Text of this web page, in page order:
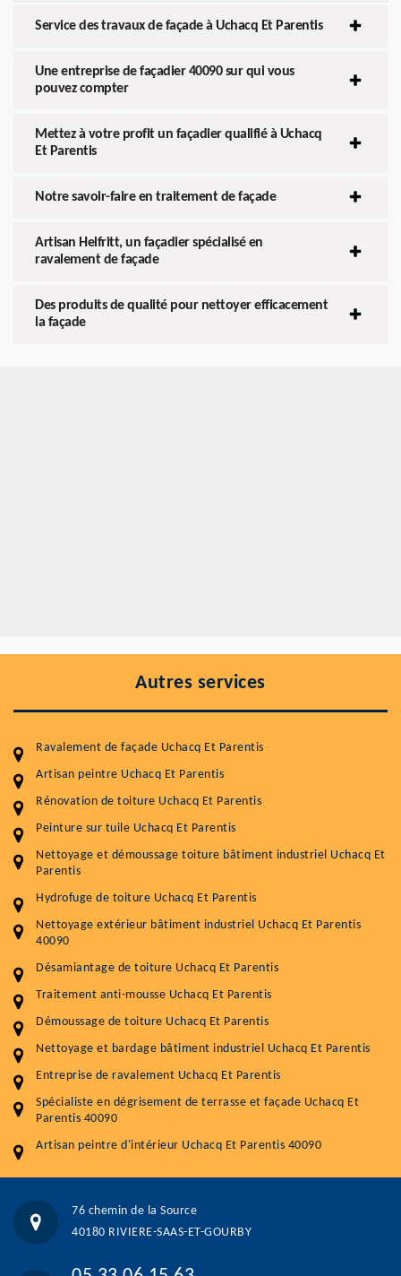
Service des travaux de façade à Uchacq Et Parentis
Une entreprise de façadier 40090 sur qui vous
pouvez compter
Mettez à votre profit un façadier qualifié à Uchacq
Et Parentis
Notre savoir-faire en traitement de façade
Artisan Helfritt, un façadier spécialisé en
ravalement de façade
Des produits de qualité pour nettoyer efficacement
la façade
Autres services
Ravalement de façade Uchacq Et Parentis
Artisan peintre Uchacq Et Parentis
Rénovation de toiture Uchacq Et Parentis
Peinture sur tuile Uchacq Et Parentis
Nettoyage et démoussage toiture bâtiment industriel Uchacq Et
Parentis
Hydrofuge de toiture Uchacq Et Parentis
Nettoyage extérieur bâtiment industriel Uchacq Et Parentis
40090
Désamiantage de toiture Uchacq Et Parentis
Traitement anti-mousse Uchacq Et Parentis
Démoussage de toiture Uchacq Et Parentis
Nettoyage et bardage bâtiment industriel Uchacq Et Parentis
Entreprise de ravalement Uchacq Et Parentis
Spécialiste en dégrisement de terrasse et façade Uchacq Et
Parentis 40090
Artisan peintre d'intérieur Uchacq Et Parentis 40090
76 chemin de la Source
40180 RIVIERE-SAAS-ET-GOURBY
Entretenir votre toiture, c'est préserver sa
Service
Nettoyageb toiture
Démoussage toiture
Traitement hydrofuge toiture 9 € / m²
Artisant local recommander
76 chemin de la Source 40180 RIVIERE-SAAS-ET-GOURBY